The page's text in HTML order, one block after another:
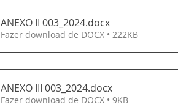
ANEXO II 003_2024.docx
Fazer download de DOCX • 222KB
ANEXO III 003_2024.docx
Fazer download de DOCX • 9KB